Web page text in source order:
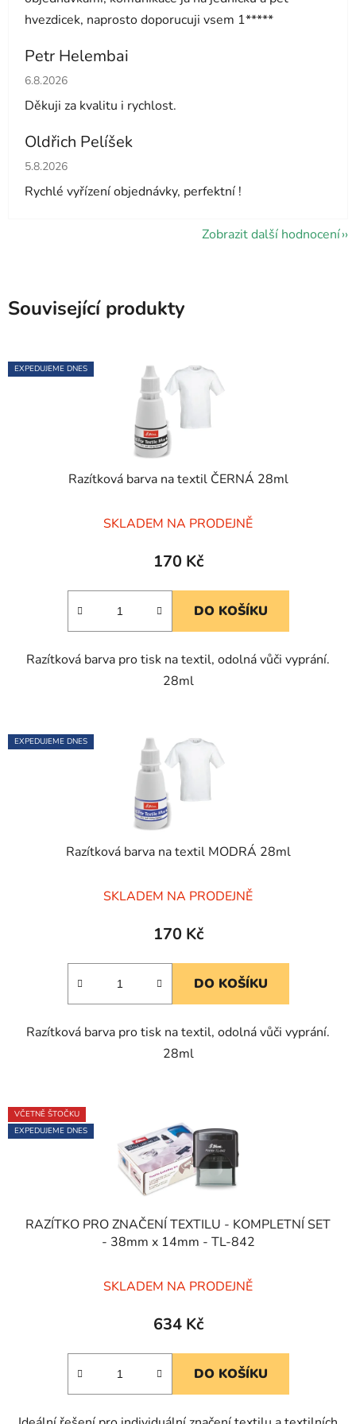
hvezdicek, naprosto doporucuji vsem 1*****
Petr Helembai
Hodnocení obchodu je 5 z 5 hvězdiček.
6.8.2026
Děkuji za kvalitu i rychlost.
Oldřich Pelíšek
Hodnocení obchodu je 5 z 5 hvězdiček.
5.8.2026
Rychlé vyřízení objednávky, perfektní !
Zobrazit další hodnocení
Související produkty
EXPEDUJEME DNES
Razítková barva na textil ČERNÁ 28ml
hodnocení
produktu
5,0
hvězdiček.
SKLADEM NA PRODEJNĚ
170 Kč
DO KOŠÍKU
Razítková barva pro tisk na textil, odolná vůči vyprání.
28ml
EXPEDUJEME DNES
Razítková barva na textil MODRÁ 28ml
hodnocení
produktu
5,0
hvězdiček.
SKLADEM NA PRODEJNĚ
170 Kč
DO KOŠÍKU
Razítková barva pro tisk na textil, odolná vůči vyprání.
28ml
VČETNĚ ŠTOČKU
EXPEDUJEME DNES
RAZÍTKO PRO ZNAČENÍ TEXTILU - KOMPLETNÍ SET
- 38mm x 14mm - TL-842
hodnocení
produktu
5,0
SKLADEM NA PRODEJNĚ
634 Kč
DO KOŠÍKU